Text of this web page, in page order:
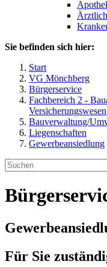
Sie befinden sich hier:
Start
VG Mönchberg
Bürgerservice
Fachbereich 2 -
Versicherungswesen
Bauverwaltung/
Liegenschaften
Gewerbeansiedlung
Für Sie